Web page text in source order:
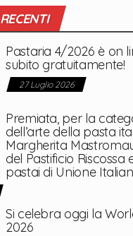
Pastaria 4/2026 è on
subito gratuitamente!
27 Luglio 2026
Premiata, per la
dell’arte della pasta
Margherita
del Pastificio Riscossa
pastai di Unione
Si celebra oggi la
2026